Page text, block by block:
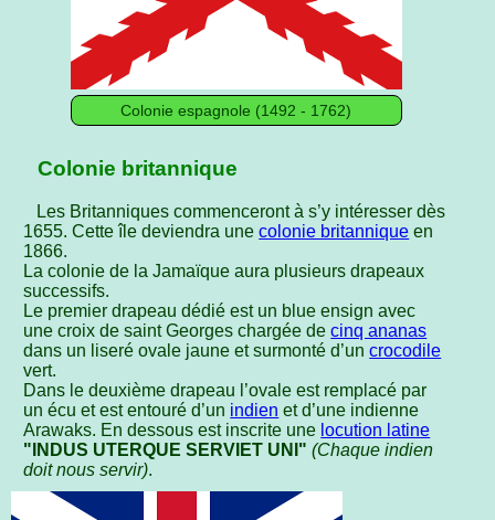
Colonie espagnole (1492 - 1762)
Colonie britannique
Les Britanniques commenceront à s’y intéresser dès
1655. Cette île deviendra unecolonie britannique en
1866.
La colonie de la Jamaïque aura plusieurs drapeaux
successifs.
Le premier drapeau dédié est un blue ensign avec
une croix de saint Georges chargée decinq ananas
dans un liseré ovale jaune et surmonté d’uncrocodile
vert.
Dans le deuxième drapeau l’ovale est remplacé par
un écu et est entouré d’un indien et d’une indienne
Arawaks. En dessous est inscrite une locution latine
"INDUS UTERQUE SERVIET UNI" (Chaque indien
doit nous servir).